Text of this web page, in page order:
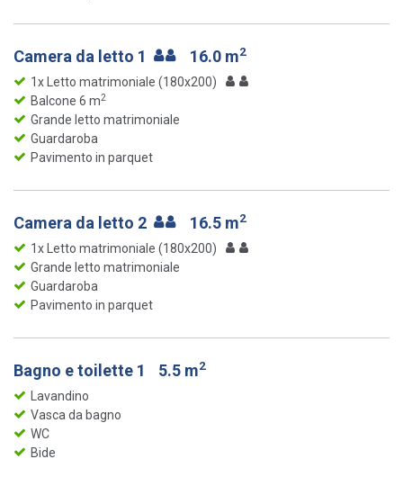
Camera da letto 1 16.0 m2
1x Letto matrimoniale (180x200)
Balcone 6 m2
Grande letto matrimoniale
Guardaroba
Pavimento in parquet
Camera da letto 2 16.5 m2
1x Letto matrimoniale (180x200)
Grande letto matrimoniale
Guardaroba
Pavimento in parquet
Bagno e toilette 1 5.5 m2
Lavandino
Vasca da bagno
WC
Bide